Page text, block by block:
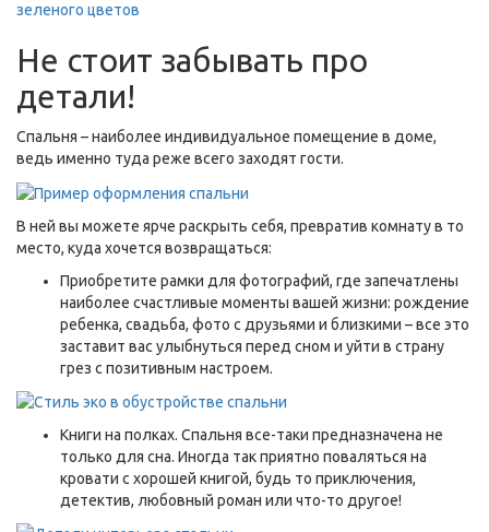
Не стоит забывать про
детали!
Спальня – наиболее индивидуальное помещение в доме,
ведь именно туда реже всего заходят гости.
В ней вы можете ярче раскрыть себя, превратив комнату в то
место, куда хочется возвращаться:
Приобретите рамки для фотографий, где запечатлены
наиболее счастливые моменты вашей жизни: рождение
ребенка, свадьба, фото с друзьями и близкими – все это
заставит вас улыбнуться перед сном и уйти в страну
грез с позитивным настроем.
Книги на полках. Спальня все-таки предназначена не
только для сна. Иногда так приятно поваляться на
кровати с хорошей книгой, будь то приключения,
детектив, любовный роман или что-то другое!